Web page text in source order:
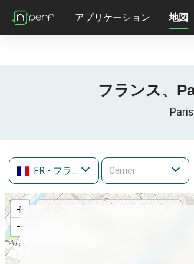
アプリケーション 地図
フランス、
FR - フランス
+
−